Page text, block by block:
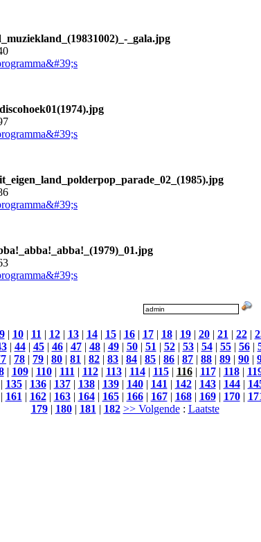
_gala.jpg
9| 10| 11| 12| 13| 14| 15| 16| 17| 18| 19| 20| 21| 22|
| 44| 45| 46| 47| 48| 49| 50| 51| 52| 53| 54| 55| 56|
| 78 | 79 | 80 | 81 | 82 | 83 | 84 | 85 | 86 | 87 | 88 | 89 | 90 |
| 109| 110| 111| 112| 113| 114| 115| 116| 117| 118|
135| 136| 137| 138| 139| 140| 141| 142| 143| 144|
161| 162| 163| 164| 165| 166| 167| 168| 169| 170|
179| 180| 181| 182 >> Volgende: Laatste